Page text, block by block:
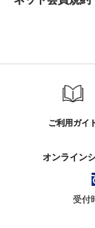
ご利用ガイ
オンライン
受付